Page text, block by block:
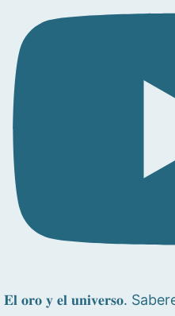
𝐄𝐥 𝐨𝐫𝐨 𝐲 𝐞𝐥 𝐮𝐧𝐢𝐯𝐞𝐫𝐬𝐨.